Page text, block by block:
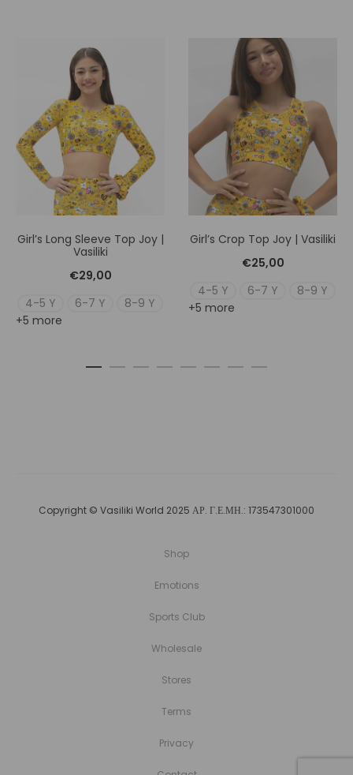
Girl’s Long Sleeve Top Joy |
Vasiliki
€29,00
4-5 Y
6-7 Y
8-9 Y
+5 more
Girl’s Crop Top Joy | Vasiliki
€25,00
4-5 Y
6-7 Y
8-9 Y
+5 more
Copyright © Vasiliki World 2025 ΑΡ. Γ.Ε.ΜΗ.: 173547301000
Shop
Emotions
Sports Club
Wholesale
Stores
Terms
Privacy